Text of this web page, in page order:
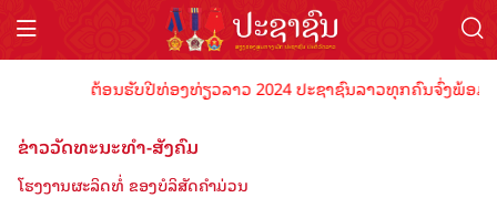
ຕ້ອນຮັບປີທ່ອງທ່ຽວລາວ 2024 ປະຊາຊົນລາວທຸກຄົນຈົ່ງພ້ອມເ
ຂ່າວວັດທະນະທຳ-ສັງຄົມ
ໂຮງງານຜະລິດທໍ່ ຂອງບໍລິສັດຄໍາມ່ວນ